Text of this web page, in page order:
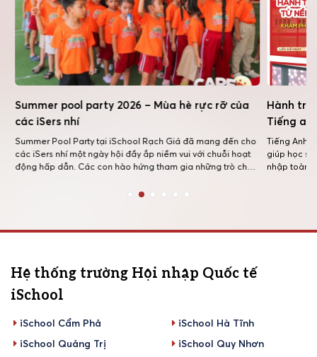
Summer pool party 2026 – Mùa hè rực rỡ của
các iSers nhí
Summer Pool Party tại iSchool Rạch Giá đã mang đến cho
các iSers nhí một ngày hội đầy ắp niềm vui với chuỗi hoạt
động hấp dẫn. Các con hào hứng tham gia những trò chơi
những món kem mát lạnh, rồi thỏa sức vui chơi […]
Hành
Tiếng
Tiếng Anh
giúp học
nhập toàn
Hệ thống trường Hội nhập Quốc tế
iSchool
iSchool Cẩm Phả
iSchool Hà Tĩnh
iSchool Quảng Trị
iSchool Quy Nhơn